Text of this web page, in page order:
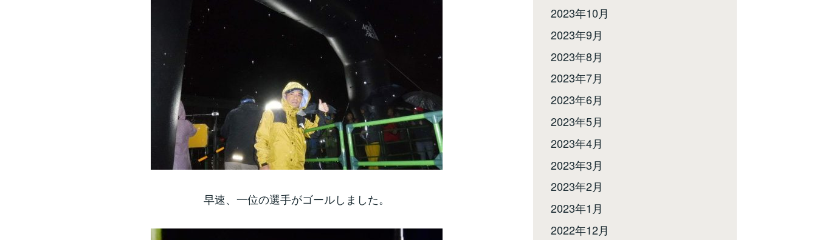
早速、一位の選手がゴールしました。
2023年10月
2023年9月
2023年8月
2023年7月
2023年6月
2023年5月
2023年4月
2023年3月
2023年2月
2023年1月
2022年12月